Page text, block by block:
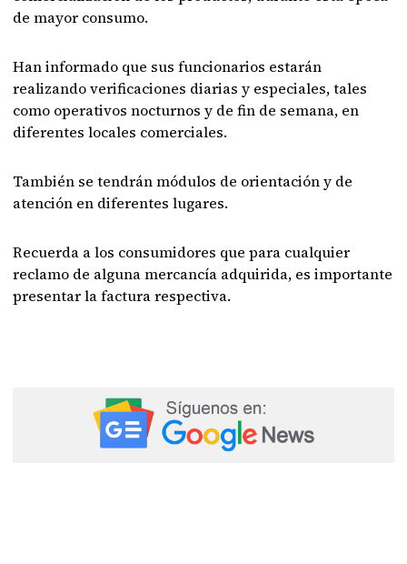
de mayor consumo.
Han informado que sus funcionarios estarán
realizando verificaciones diarias y especiales, tales
como operativos nocturnos y de fin de semana, en
diferentes locales comerciales.
También se tendrán módulos de orientación y de
atención en diferentes lugares.
Recuerda a los consumidores que para cualquier
reclamo de alguna mercancía adquirida, es importante
presentar la factura respectiva.